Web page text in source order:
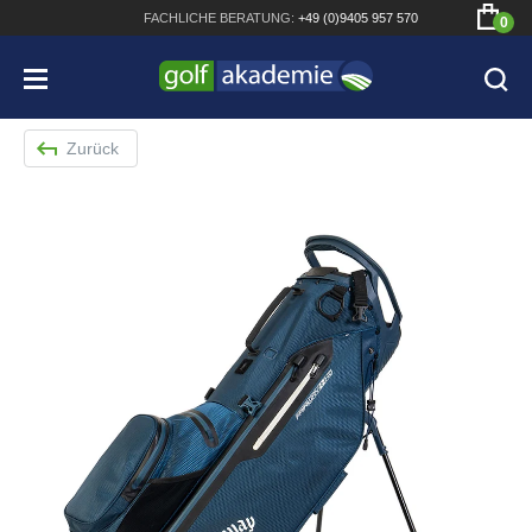
FACHLICHE BERATUNG: +49 (0)9405 957 570 0
Titleist Pro V1x mit gratis Schriftaufdruck
Bennington Waterproof QO14 Sport Cartbag
Zurück